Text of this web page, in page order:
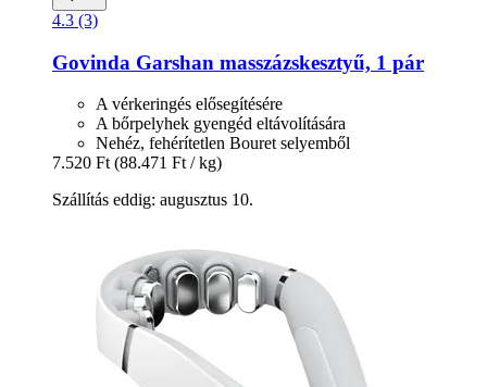
4.3 (3)
Govinda Garshan masszázskesztyű, 1 pár
A vérkeringés elősegítésére
A bőrpelyhek gyengéd eltávolítására
Nehéz, fehérítetlen Bouret selyemből
7.520 Ft (88.471 Ft / kg)
Szállítás eddig: augusztus 10.